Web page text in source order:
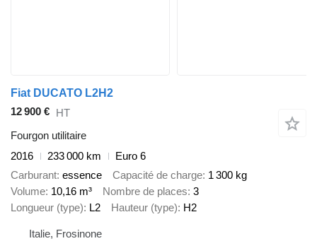
Fiat DUCATO L2H2
12 900 € HT
Fourgon utilitaire
2016
233 000 km
Euro 6
Carburant essence Capacité de charge 1 300 kg
Volume 10,16 m³ Nombre de places 3
Longueur (type) L2 Hauteur (type) H2
Italie, Frosinone